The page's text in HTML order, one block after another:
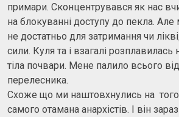
примари. Сконцентрувався як нас
на блокуванні доступу до пекла. Але
не достатньо для затримання чи
сили. Куля та і взагалі
тіла почвари. Мене палило всього
перелесника.
Схоже що ми наштовхнулись на того
самого отамана анархістів. І він